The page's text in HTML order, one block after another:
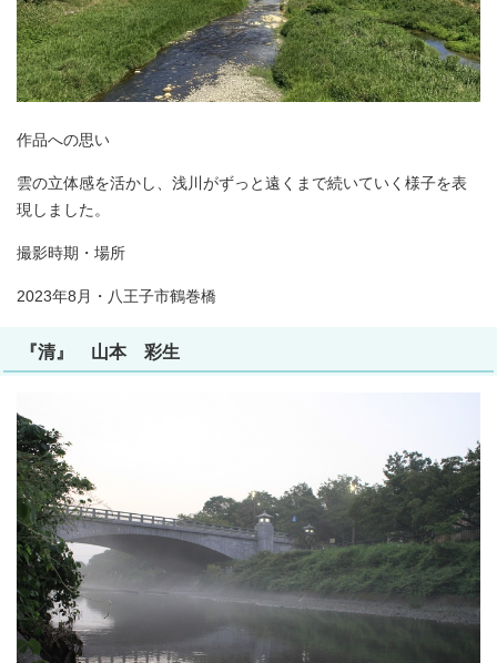
作品への思い
雲の立体感を活かし、浅川がずっと遠くまで続いていく様子を表
現しました。
撮影時期・場所
2023年8月・八王子市鶴巻橋
『清』 山本 彩生